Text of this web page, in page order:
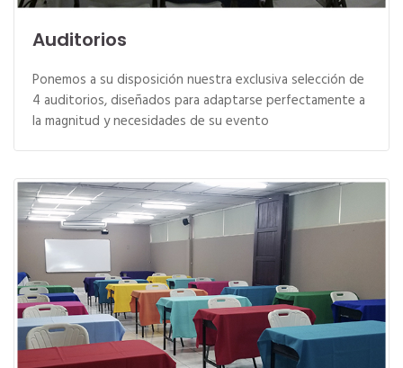
Auditorios
Ponemos a su disposición nuestra exclusiva selección de
4 auditorios, diseñados para adaptarse perfectamente a
la magnitud y necesidades de su evento